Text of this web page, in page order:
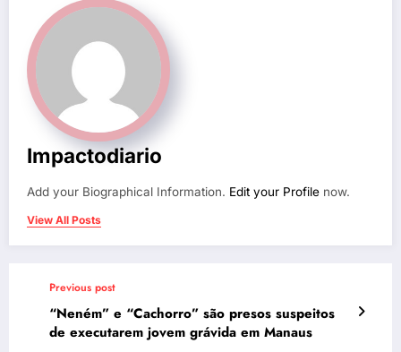
Impactodiario
Add your Biographical Information. Edit your Profile now.
View All Posts
Previous post
“Neném” e “Cachorro” são presos suspeitos
de executarem jovem grávida em Manaus